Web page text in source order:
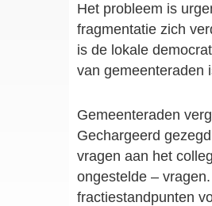
Het probleem is
fragmentatie zich
is de lokale
van gemeenteraden
Gemeenteraden
Gechargeerd
vragen aan het
ongestelde –
fractiestandpunten